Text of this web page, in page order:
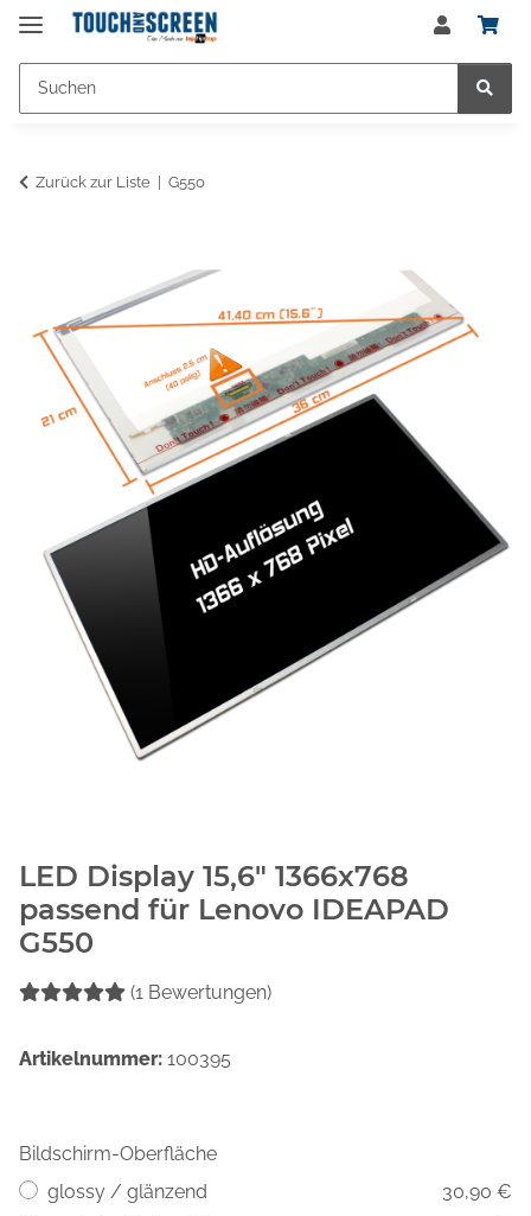
Zurück zur Liste G550
LED Display 15,6" 1366x768
passend für Lenovo IDEAPAD
G550
(1 Bewertungen)
Artikelnummer: 100395
Bildschirm-Oberfläche
glossy / glänzend
30,90 €